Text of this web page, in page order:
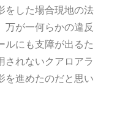
をした場合現地の法
万が一何らかの違反
ルにも支障が出るた
されないクアロアラ
を進めたのだと思い